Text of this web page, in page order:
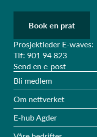
Book en prat
Prosjektleder E-waves:
Tlf: 901 94 823
Send en e-post
Bli medlem
Om nettverket
E-hub Agder